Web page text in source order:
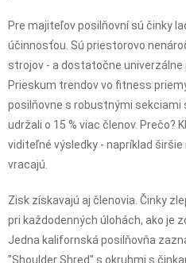
Pre majiteľov posilňovní sú činky
účinnosťou. Sú priestorovo
strojov - a dostatočne univerzálne
Prieskum trendov vo fitness
posilňovne s robustnými sekciami
udržali o 15 % viac členov.
viditeľné výsledky - napríklad
vracajú.
Zisk získavajú aj členovia. Činky
pri každodenných úlohách, ako je
Jedna kalifornská posilňovňa
"Shoulder Shred" s okruhmi s